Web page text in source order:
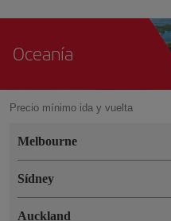
Oceanía
Precio mínimo ida y vuelta
Melbourne
Sídney
Auckland